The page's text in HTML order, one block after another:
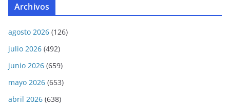
Archivos
agosto 2026 (126)
julio 2026 (492)
junio 2026 (659)
mayo 2026 (653)
abril 2026 (638)